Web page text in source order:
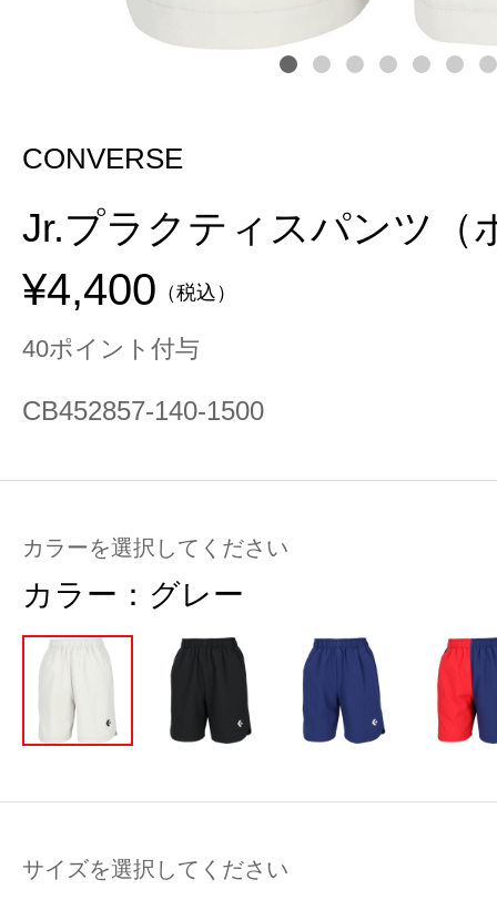
CONVERSE
Jr.プラクティスパンツ（
¥4,400 （税込）
40ポイント付与
CB452857-140-1500
カラーを選択してください
カラー： グレー
サイズを選択してください